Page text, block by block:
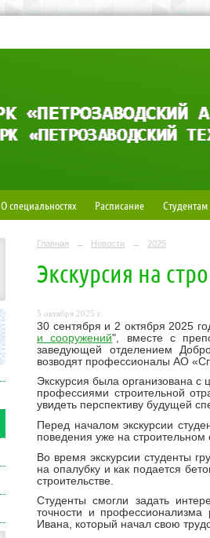
О специальностях Расписание Студентам
Главная → Новости → 2025
Экскурсия на
5 октября 2025 г.
30 сентября и 2 октября 2025
и сооружений", вместе с
заведующей отделением
возводят профессионалы АО
Экскурсия была организована с
профессиями строительной
увидеть перспективу будущей
Перед началом экскурсии
поведения уже на строительном
Во время экскурсии студенты
на опалубку и как подается
строительстве.
Студенты смогли задать
точности и профессионализма
Ивана, который начал свою